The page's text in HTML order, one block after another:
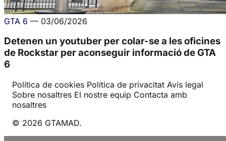
GTA 6 — 03/06/2026
Detenen un youtuber per colar-se a les oficines
de Rockstar per aconseguir informació de GTA
6
Política de cookies Política de privacitat Avís legal
Sobre nosaltres El nostre equip Contacta amb
nosaltres
© 2026 GTAMAD.